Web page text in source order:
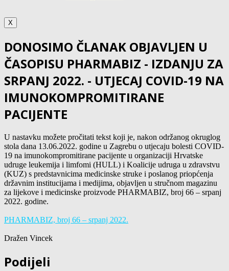
X
DONOSIMO ČLANAK OBJAVLJEN U
ČASOPISU PHARMABIZ - IZDANJU ZA
SRPANJ 2022. - UTJECAJ COVID-19 NA
IMUNOKOMPROMITIRANE
PACIJENTE
U nastavku možete pročitati tekst koji je, nakon održanog okruglog
stola dana 13.06.2022. godine u Zagrebu o utjecaju bolesti COVID-
19 na imunokompromitirane pacijente u organizaciji Hrvatske
udruge leukemija i limfomi (HULL) i Koalicije udruga u zdravstvu
(KUZ) s predstavnicima medicinske struke i poslanog priopćenja
državnim institucijama i medijima, objavljen u stručnom magazinu
za lijekove i medicinske proizvode PHARMABIZ, broj 66 – srpanj
2022. godine.
PHARMABIZ, broj 66 – srpanj 2022.
Dražen Vincek
Podijeli